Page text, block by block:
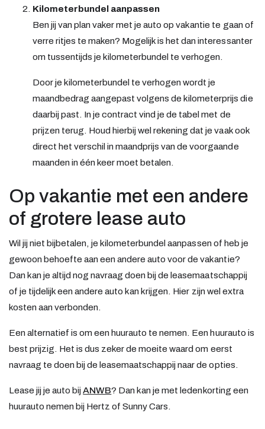
Kilometerbundel aanpassen
Ben jij van plan vaker met je auto op vakantie te gaan of
verre ritjes te maken? Mogelijk is het dan interessanter
om tussentijds je kilometerbundel te verhogen.
Door je kilometerbundel te verhogen wordt je
maandbedrag aangepast volgens de kilometerprijs die
daarbij past. In je contract vind je de tabel met de
prijzen terug. Houd hierbij wel rekening dat je vaak ook
direct het verschil in maandprijs van de voorgaande
maanden in één keer moet betalen.
Op vakantie met een andere
of grotere lease auto
Wil jij niet bijbetalen, je kilometerbundel aanpassen of heb je
gewoon behoefte aan een andere auto voor de vakantie?
Dan kan je altijd nog navraag doen bij de leasemaatschappij
of je tijdelijk een andere auto kan krijgen. Hier zijn wel extra
kosten aan verbonden.
Een alternatief is om een huurauto te nemen. Een huurauto is
best prijzig. Het is dus zeker de moeite waard om eerst
navraag te doen bij de leasemaatschappij naar de opties.
Lease jij je auto bijANWB? Dan kan je met ledenkorting een
huurauto nemen bij Hertz of Sunny Cars.